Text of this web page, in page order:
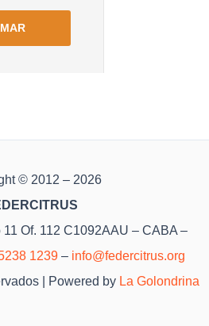
© 2012 – 2026
Of. 112 C1092AAU – CABA –
1239 – info@federcitrus.org
| Powered by La Golondrina